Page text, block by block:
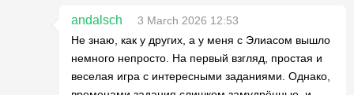
andalsch
3 March 2026 12:53
Не знаю, как у других, а у меня с Элиасом вышло
немного непросто. На первый взгляд, простая и
веселая игра с интересными заданиями. Однако,